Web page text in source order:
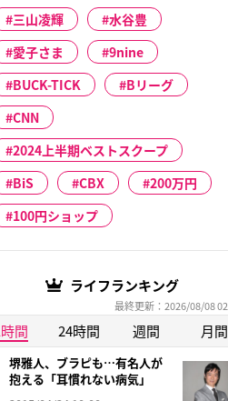
三山凌輝
水谷豊
愛子さま
9nine
BUCK-TICK
Bリーグ
CNN
2024上半期ベストスクープ
BiS
CBX
200万円
100円ショップ
ライフランキング
最終更新：2026/08/08
間 24時間 週間 月間
堺雅人、ブラピも…有名人が
抱える「耳慣れない病気」